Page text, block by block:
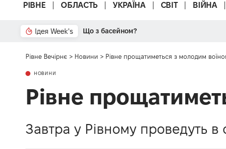
РІВНЕ ОБЛАСТЬ УКРАЇНА СВІТ ВІЙНА
Ідея Week's Від паркану до картонки
Рівне Вечірнє > Новини > Рівне прощатиметься з молодим
НОВИНИ
Рівне
Завтра у Рівному проведуть